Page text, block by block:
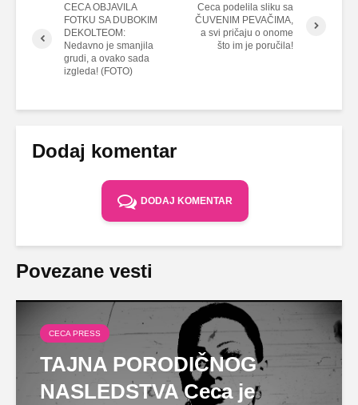
CECA OBJAVILA
FOTKU SA DUBOKIM
DEKOLTEOM:
Nedavno je smanjila
grudi, a ovako sada
izgleda! (FOTO)
Ceca podelila sliku sa
ČUVENIM PEVAČIMA,
a svi pričaju o onome
što im je poručila!
Dodaj komentar
DODAJ KOMENTAR
Povezane vesti
CECA PRESS
TAJNA PORODIČNOG
NASLEDSTVA Ceca je